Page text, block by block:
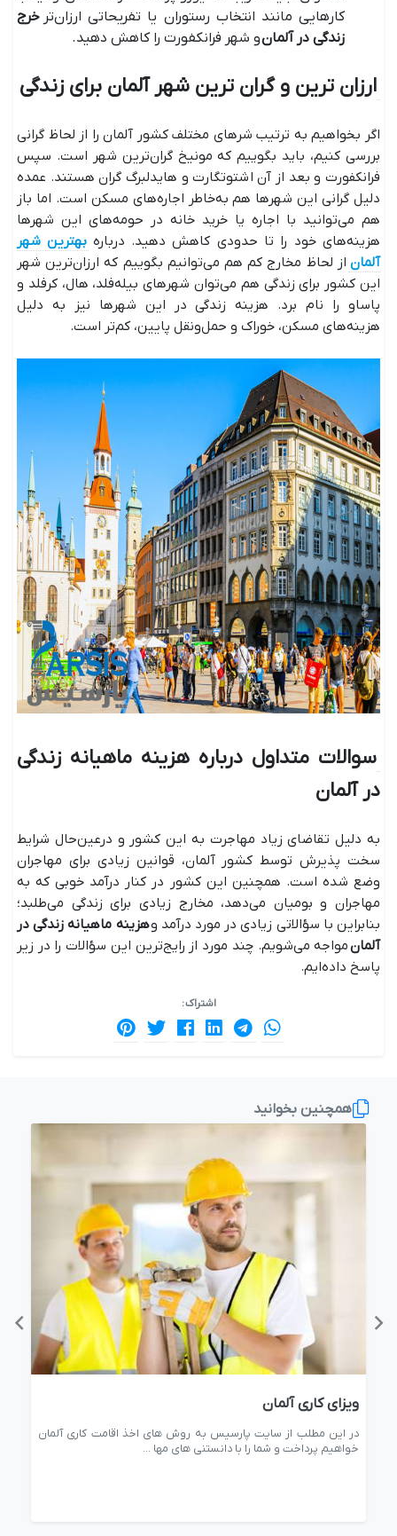
کارهایی مانند انتخاب رستوران یا تفریحاتی ارزان‌تر خرج
زندگی در آلمانو شهر فرانکفورت را کاهش دهید.
ارزان‌ ترین و گران‌ ترین شهر آلمان برای زندگی
اگر بخواهیم به ترتیب شرهای مختلف کشور آلمان را از لحاظ گرانی
بررسی کنیم، باید بگوییم که مونیخ گران‌ترین شهر است. سپس
فرانکفورت و بعد از آن اشتوتگارت و هایدلبرگ گران هستند. عمده
دلیل گرانی این شهرها هم به‌خاطر اجاره‌های مسکن است. اما باز
هم می‌توانید با اجاره یا خرید خانه در حومه‌های این شهرها
هزینه‌های خود را تا حدودی کاهش دهید. درباره بهترین شهر
آلمان از لحاظ مخارج کم هم می‌توانیم بگوییم که ارزان‌ترین شهر
این کشور برای زندگی هم می‌توان شهرهای بیله‌فلد، هال، کرفلد و
پاساو را نام برد. هزینه زندگی در این شهرها نیز به دلیل
هزینه‌های مسکن، خوراک و حمل‌ونقل پایین، کم‌تر است.
سوالات متداول درباره هزینه ماهیانه زندگی
در آلمان
به دلیل تقاضای زیاد مهاجرت به این کشور و درعین‌حال شرایط
سخت پذیرش توسط کشور آلمان، قوانین زیادی برای مهاجران
وضع شده است. همچنین این کشور در کنار درآمد خوبی که به
مهاجران و بومیان می‌دهد، مخارج زیادی برای زندگی می‌طلبد؛
بنابراین با سؤالاتی زیادی در مورد درآمد وهزینه ماهیانه زندگی در
آلمانمواجه می‌شویم. چند مورد از رایج‌ترین این سؤالات را در زیر
پاسخ داده‌ایم.
اشتراک :
همچنین بخوانید
ویزای کاری آلمان
در این مطلب از سایت پارسیس به روش های اخذ اقامت کاری آلمان
خواهیم پرداخت و شما را با دانستنی های مها ...